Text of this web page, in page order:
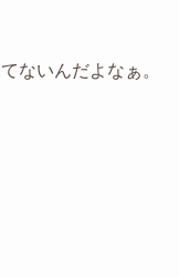
ないんだよなぁ。